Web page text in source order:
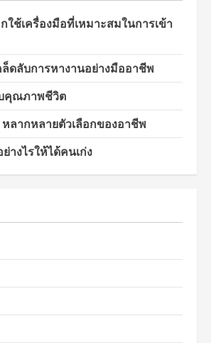
ใช้เครื่องมือที่เหมาะสมในการเข้า
ดลับการหางานอย่างมืออาชีพ
คุณภาพชีวิต
หลากหลายตัวเลือกของอาชีพ
างไรให้ได้คนเก่ง